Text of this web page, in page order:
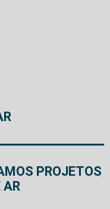
PROJETOS
AR